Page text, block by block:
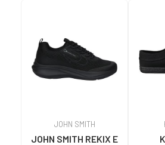
JOHN SMITH
JOHN SMITH REKIX E